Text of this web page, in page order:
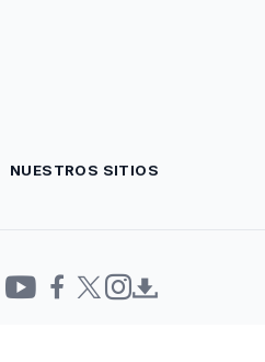
NUESTROS SITIOS